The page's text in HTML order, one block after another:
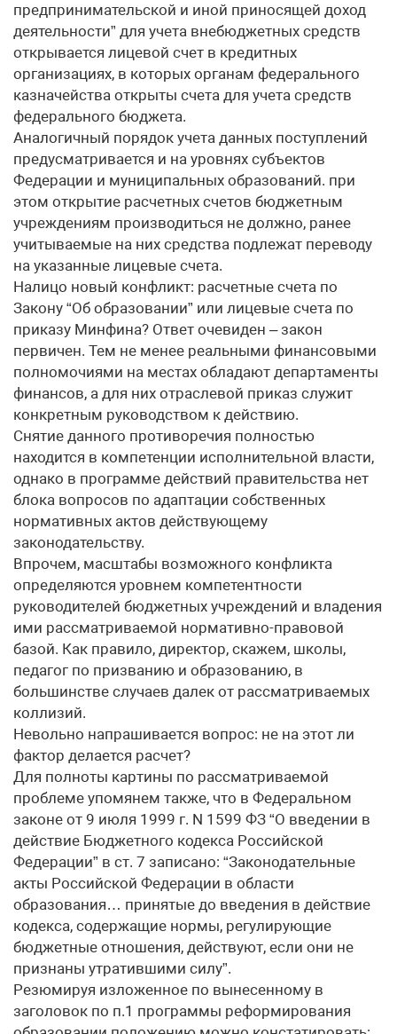
предпринимательской и иной приносящей доход
деятельности” для учета внебюджетных средств
открывается лицевой счет в кредитных
организациях, в которых органам федерального
казначейства открыты счета для учета средств
федерального бюджета.
Аналогичный порядок учета данных поступлений
предусматривается и на уровнях субъектов
Федерации и муниципальных образований. при
этом открытие расчетных счетов бюджетным
учреждениям производиться не должно, ранее
учитываемые на них средства подлежат переводу
на указанные лицевые счета.
Налицо новый конфликт: расчетные счета по
Закону “Об образовании” или лицевые счета по
приказу Минфина? Ответ очевиден – закон
первичен. Тем не менее реальными финансовыми
полномочиями на местах обладают департаменты
финансов, а для них отраслевой приказ служит
конкретным руководством к действию.
Снятие данного противоречия полностью
находится в компетенции исполнительной власти,
однако в программе действий правительства нет
блока вопросов по адаптации собственных
нормативных актов действующему
законодательству.
Впрочем, масштабы возможного конфликта
определяются уровнем компетентности
руководителей бюджетных учреждений и владения
ими рассматриваемой нормативно-правовой
базой. Как правило, директор, скажем, школы,
педагог по призванию и образованию, в
большинстве случаев далек от рассматриваемых
коллизий.
Невольно напрашивается вопрос: не на этот ли
фактор делается расчет?
Для полноты картины по рассматриваемой
проблеме упомянем также, что в Федеральном
законе от 9 июля 1999 г. N 1599 ФЗ “О введении в
действие Бюджетного кодекса Российской
Федерации” в ст. 7 записано: “Законодательные
акты Российской Федерации в области
образования… принятые до введения в действие
кодекса, содержащие нормы, регулирующие
бюджетные отношения, действуют, если они не
признаны утратившими силу”.
Резюмируя изложенное по вынесенному в
заголовок по п.1 программы реформирования